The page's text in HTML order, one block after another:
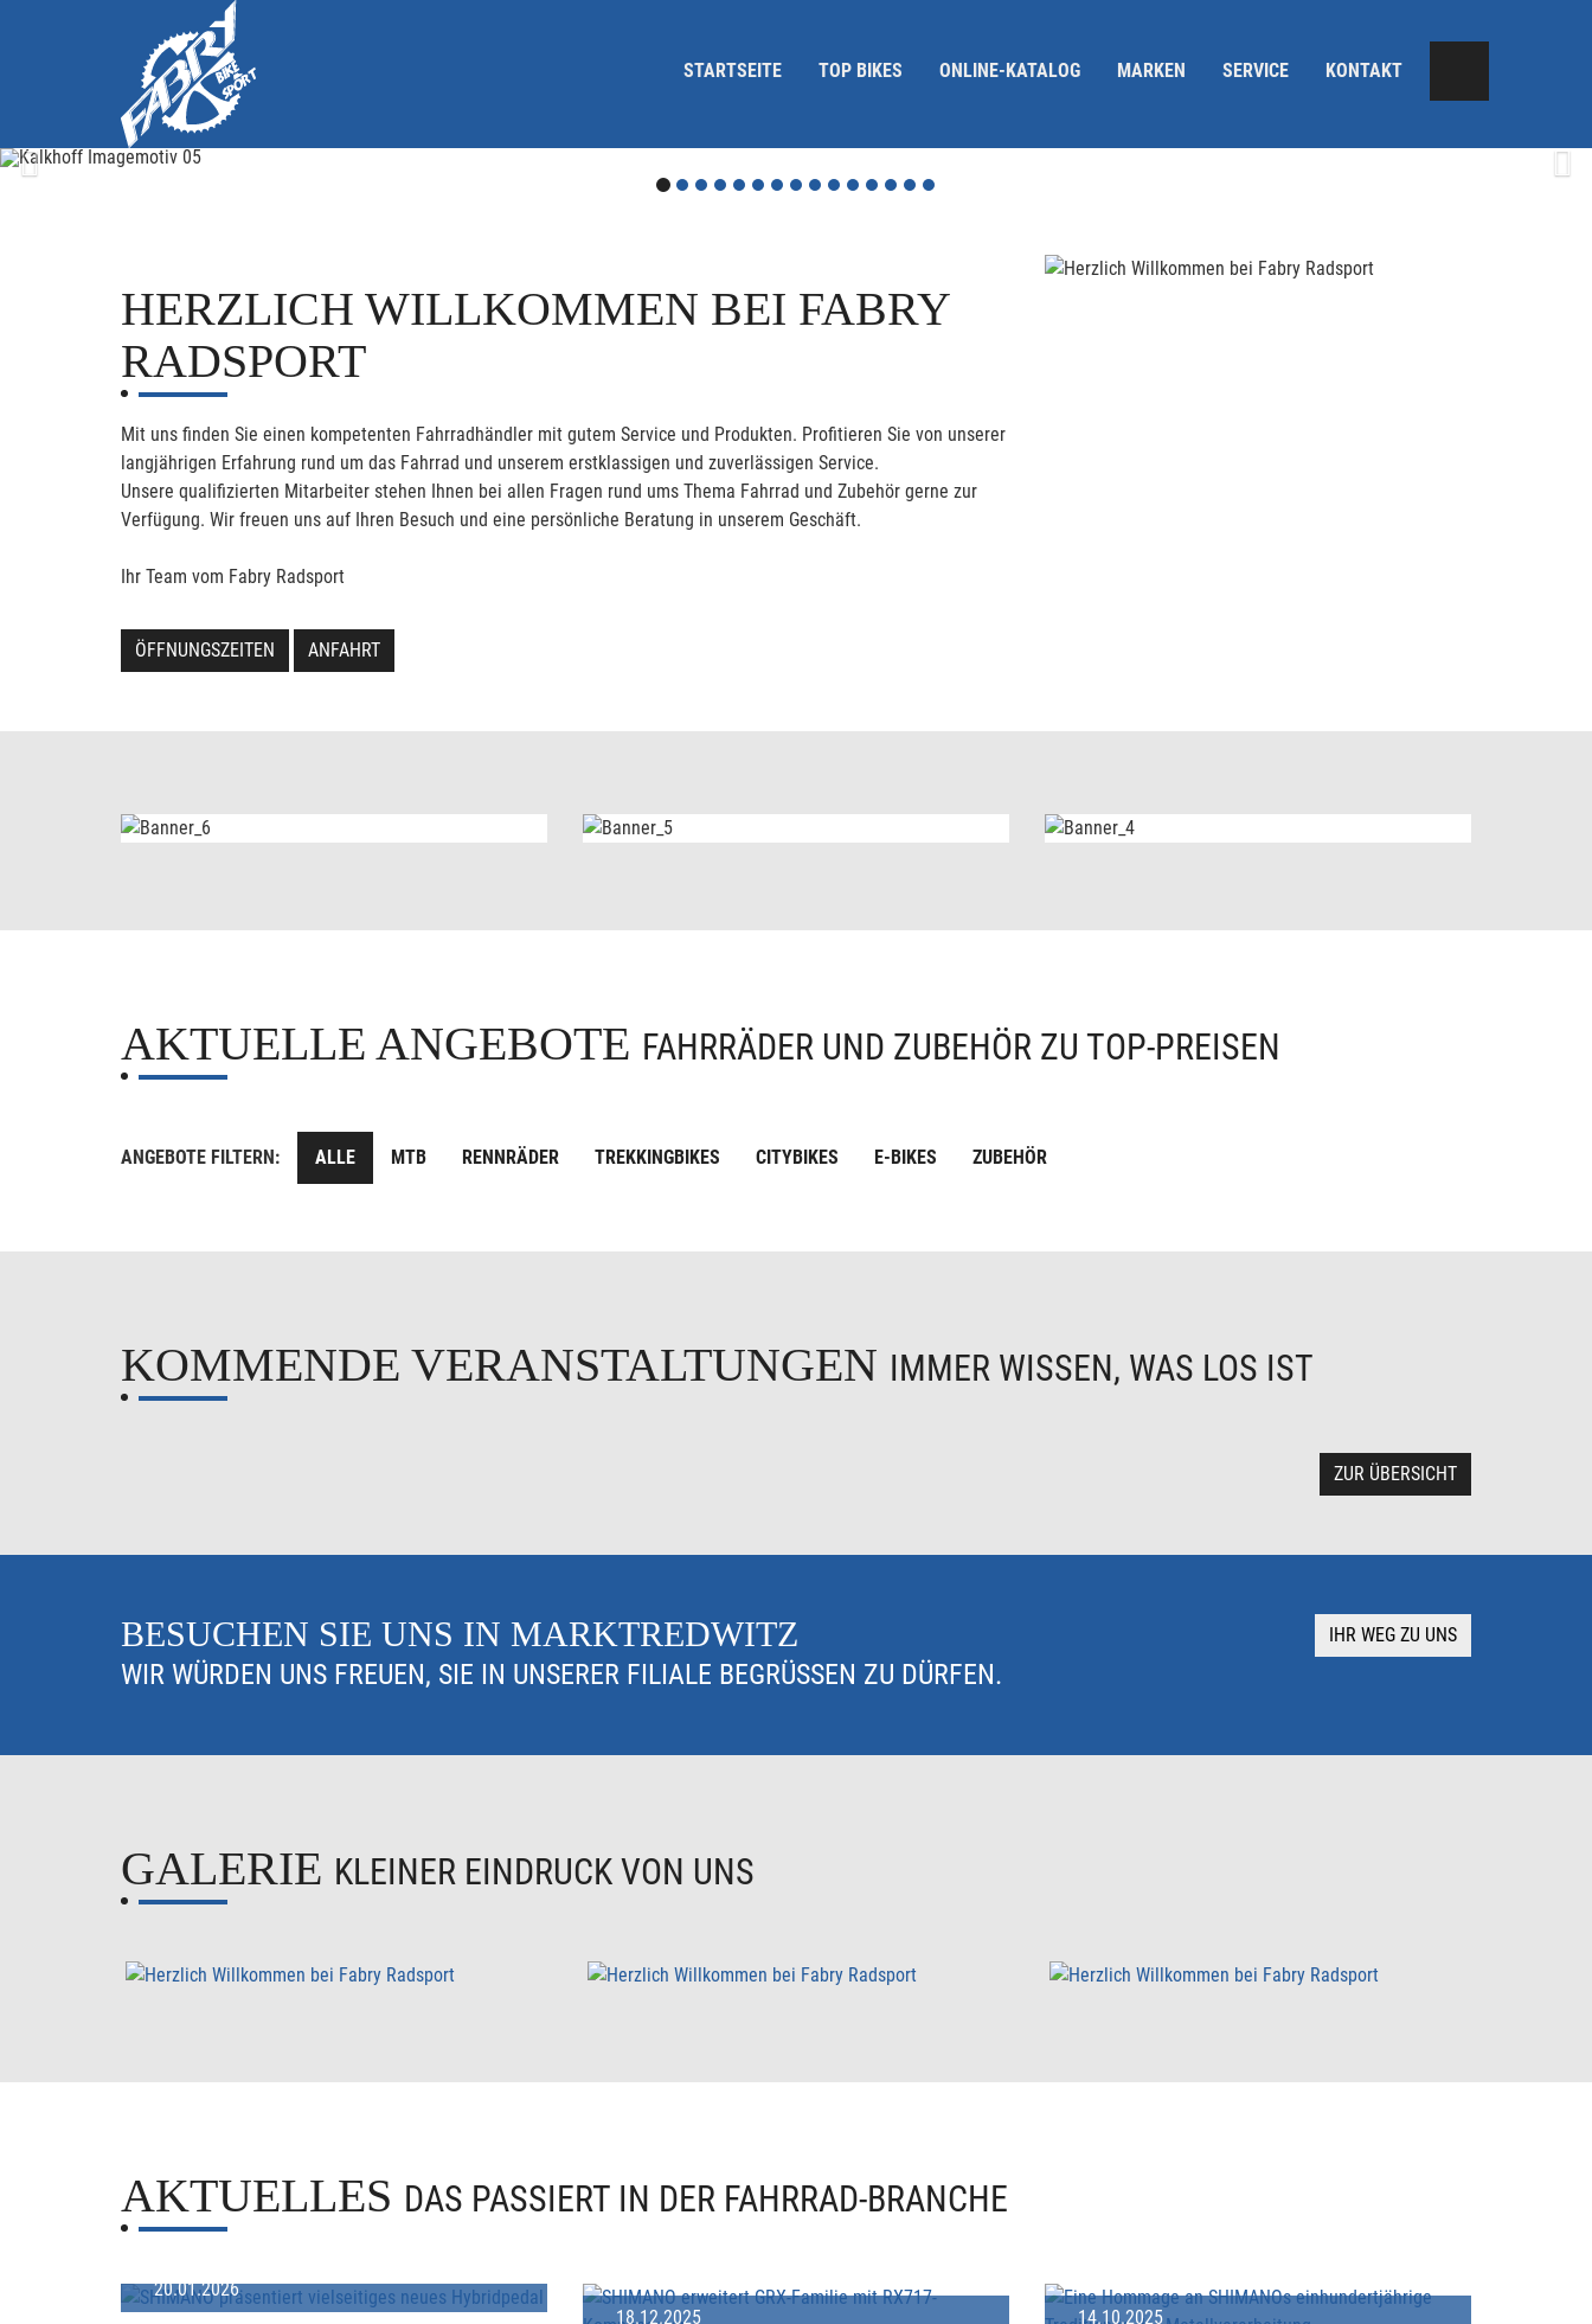
STARTSEITE TOP BIKES ONLINE-KATALOG MARKEN SERVICE KONTAKT
Previous
HERZLICH WILLKOMMEN BEI FABRY
RADSPORT
Mit uns finden Sie einen kompetenten Fahrradhändler mit gutem Service und Produkten. Profitieren Sie von unserer
langjährigen Erfahrung rund um das Fahrrad und unserem erstklassigen und zuverlässigen Service.
Unsere qualifizierten Mitarbeiter stehen Ihnen bei allen Fragen rund ums Thema Fahrrad und Zubehör gerne zur
Verfügung. Wir freuen uns auf Ihren Besuch und eine persönliche Beratung in unserem Geschäft.
Ihr Team vom Fabry Radsport
ÖFFNUNGSZEITEN ANFAHRT
AKTUELLE ANGEBOTE FAHRRÄDER UND ZUBEHÖR ZU TOP-PREISEN
ANGEBOTE FILTERN: ALLE MTB RENNRÄDER TREKKINGBIKES CITYBIKES E-BIKES ZUBEHÖR
KOMMENDE VERANSTALTUNGEN IMMER WISSEN, WAS LOS IST
ZUR ÜBERSICHT
BESUCHEN SIE UNS IN MARKTREDWITZ
WIR WÜRDEN UNS FREUEN, SIE IN UNSERER FILIALE BEGRÜSSEN ZU DÜRFEN.
IHR WEG ZU UNS
GALERIE KLEINER EINDRUCK VON UNS
AKTUELLES DAS PASSIERT IN DER FAHRRAD-BRANCHE
20.01.2026
18.12.2025 14.10.2025